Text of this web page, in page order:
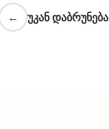
← უკან დაბრუნება